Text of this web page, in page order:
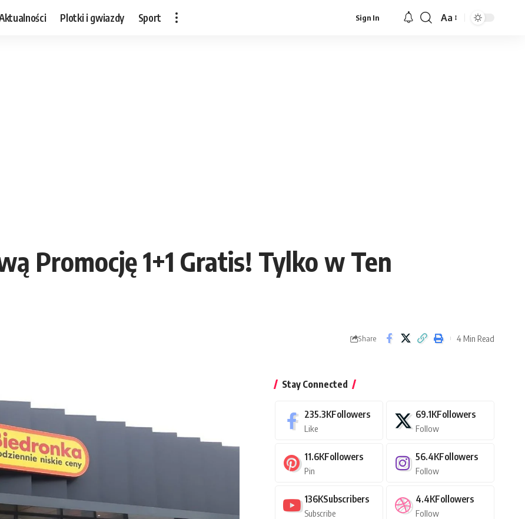
Plotki i gwiazdy Sport Sign In
Font
Aa
Promocję 1+1 Gratis! Tylko w Ten
Share 4 Min Read
Stay Connected
235.3KFollowers
Like
69.1KFollowers
Follow
11.6KFollowers
Pin
56.4KFollowers
Follow
136KSubscribers
Subscribe
4.4KFollowers
Follow